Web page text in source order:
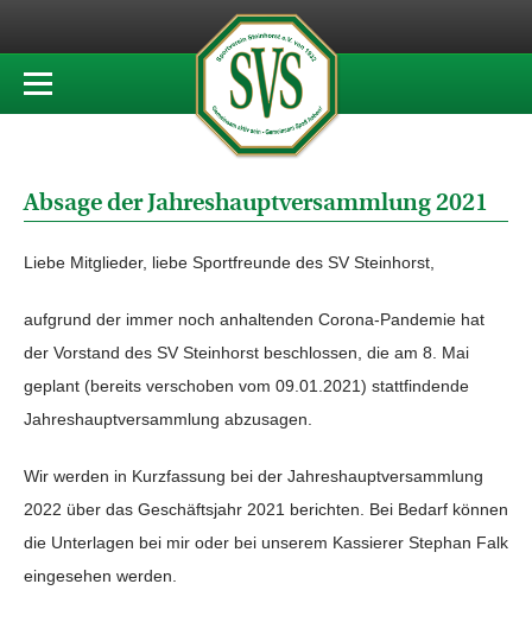
Absage der Jahreshauptversammlung 2021
Liebe Mitglieder, liebe Sportfreunde des SV Steinhorst,
aufgrund der immer noch anhaltenden Corona-Pandemie hat
der Vorstand des SV Steinhorst beschlossen, die am 8. Mai
geplant (bereits verschoben vom 09.01.2021) stattfindende
Jahreshauptversammlung abzusagen.
Wir werden in Kurzfassung bei der Jahreshauptversammlung
2022 über das Geschäftsjahr 2021 berichten. Bei Bedarf können
die Unterlagen bei mir oder bei unserem Kassierer Stephan Falk
eingesehen werden.